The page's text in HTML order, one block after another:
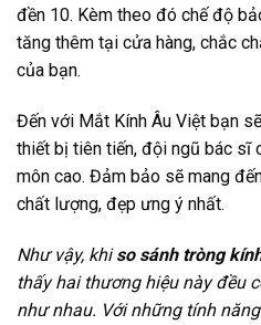
đền 10. Kèm theo đó chế độ
tăng thêm tại cửa hàng, chắc
của bạn.
Đến với Mắt Kính Âu Việt bạn
thiết bị tiên tiến, đội ngũ bác sĩ
môn cao. Đảm bảo sẽ mang
chất lượng, đẹp ưng ý nhất.
Như vậy, khiso sánh tròng
thấy hai thương hiệu này đều
như nhau. Với những tính